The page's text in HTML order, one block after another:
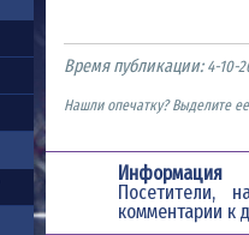
Время публикации:4-10-
Нашли опечатку? Выделите
Информация
Посетители,
комментарии к